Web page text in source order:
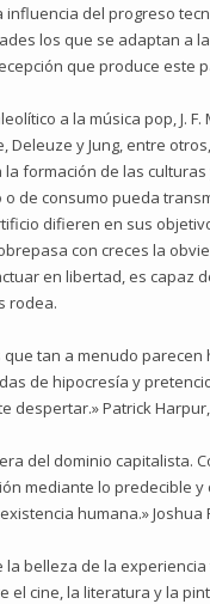
del progreso
los que se adaptan a
que produce
a la música pop, J.
y Jung, entre
formación de las
de consumo pueda
difieren en sus
con creces la
en libertad, es capaz
rodea.
tan a menudo
de hipocresía y
Patrick
del dominio capitalista.
mediante lo predecible
humana.» Joshua
belleza de la
cine, la literatura y la